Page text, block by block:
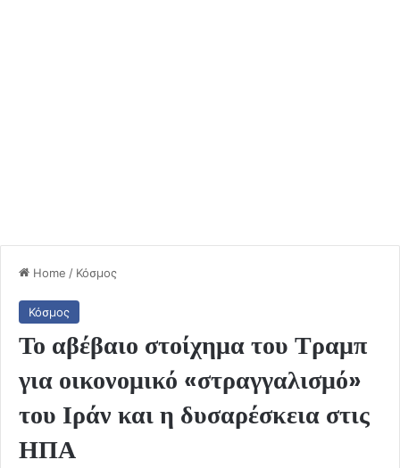
Home / Κόσμος
Κόσμος
Το αβέβαιο στοίχημα του Τραμπ
για οικονομικό «στραγγαλισμό»
του Ιράν και η δυσαρέσκεια στις
ΗΠΑ